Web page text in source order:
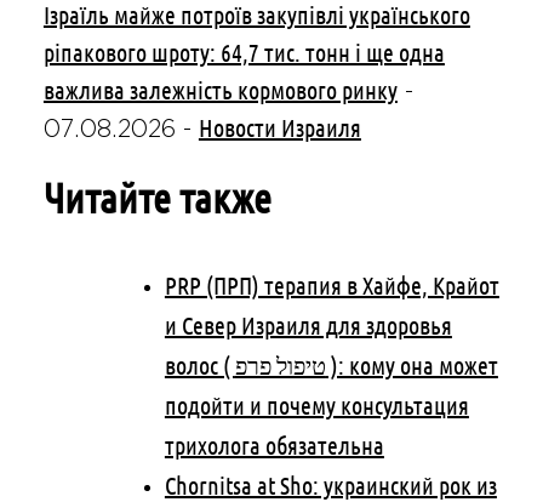
Ізраїль майже потроїв закупівлі українського
ріпакового шроту: 64,7 тис. тонн і ще одна
важлива залежність кормового ринку-
07.08.2026 - Новости Израиля
Читайте также
PRP (ПРП) терапия в Хайфе, Крайот
и Север Израиля для здоровья
волос ( טיפול פרפ ): кому она может
подойти и почему консультация
трихолога обязательна
Chornitsa at Sho: украинский рок из